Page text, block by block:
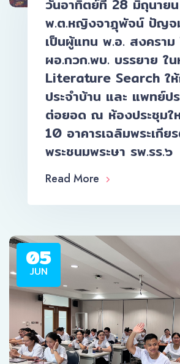
วันอาทิตย์ที่ 28 มิถุนาย
พ.ต.หญิงจาฏุพัจน์ ปัญจ
เป็นผู้แทน พ.อ. สงคราม
ผอ.กวก.พบ. บรรยาย ใ
Literature Search ใ
ประจำบ้าน และ แพทย์ป
ต่อยอด ณ ห้องประชุม
10 อาคารเฉลิมพระเกีย
พระชนมพระษา รพ.รร.๖
Read More
05
JUN